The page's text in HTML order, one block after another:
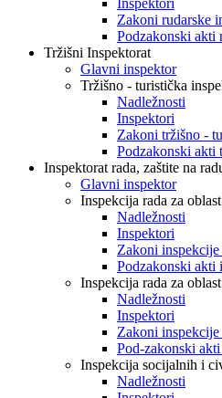
Inspektori
Zakoni rudarske
Podzakonski akti
Tržišni Inspektorat
Glavni inspektor
Tržišno - turistička
Nadležnosti
Inspektori
Zakoni tržišno -
Podzakonski akti
Inspektorat rada, zaštite na
Glavni inspektor
Inspekcija rada za
Nadležnosti
Inspektori
Zakoni inspekcije
Podzakonski akti
Inspekcija rada za
Nadležnosti
Inspektori
Zakoni inspekcije
Pod-zakonski
Inspekcija socijalnih i
Nadležnosti